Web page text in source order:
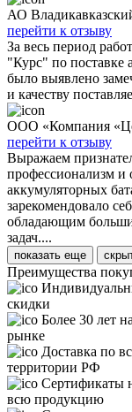
АО
перейти к отзыву
За весь период
"Курс" по поставке
было выявлено
и качеству
ООО «Компания
перейти к отзыву
Выражаем
профессионализм и
аккумуляторных
зарекомендовало
обладающим
задач....
показать еще
Преимущества
скидки
Более 30 лет на
рынке
Доставка по
территории РФ
Сертификаты
всю продукцию